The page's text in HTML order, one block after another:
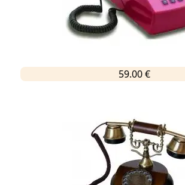
59.00 €